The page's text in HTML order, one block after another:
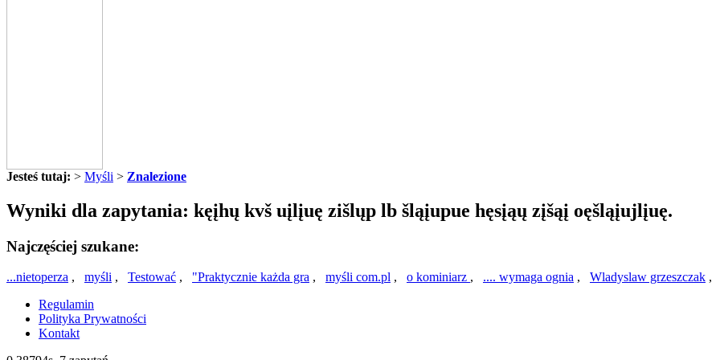
Jesteś tutaj: > Myśli > Znalezione
Wyniki dla zapytania: kęįhų kvš uįlįuę zišlųp lb šląįupue hęsįąų zįšąį oęšląįujlįuę.
Najczęściej szukane:
...nietoperza , myśli , Testować , "Praktycznie każda gra , myśli com.pl , o kominiarz , .... wymaga ognia , Wladyslaw grzeszczak ,
Regulamin
Polityka Prywatności
Kontakt